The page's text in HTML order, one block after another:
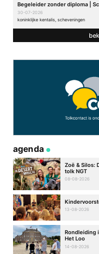
Begeleider zonder diploma |
30-07-2026
koninklijke kentalis, scheveningen
agenda
Zoë & Silos:
tolk NGT
08-08-2026
13-08-2026
Rondleiding
Het Loo
14-08-2026